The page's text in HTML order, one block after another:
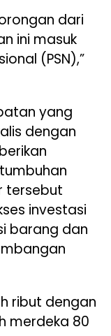
dari
ini masuk
(PSN),”
yang
dengan
tersebut
investasi
barang dan
ribut dengan
merdeka 80